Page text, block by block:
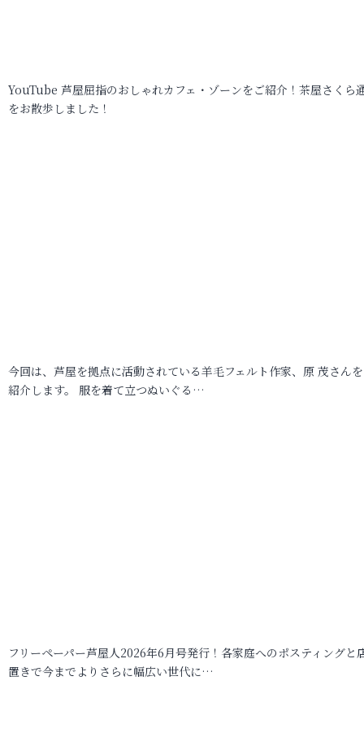
YouTube 芦屋屈指のおしゃれカフェ・ゾーンをご紹介！茶屋さくら
をお散歩しました！
今回は、芦屋を拠点に活動されている羊毛フェルト作家、原 茂さん
紹介します。 服を着て立つぬいぐる…
フリーペーパー芦屋人2026年6月号発行！各家庭へのポスティングと
置きで今までよりさらに幅広い世代に…